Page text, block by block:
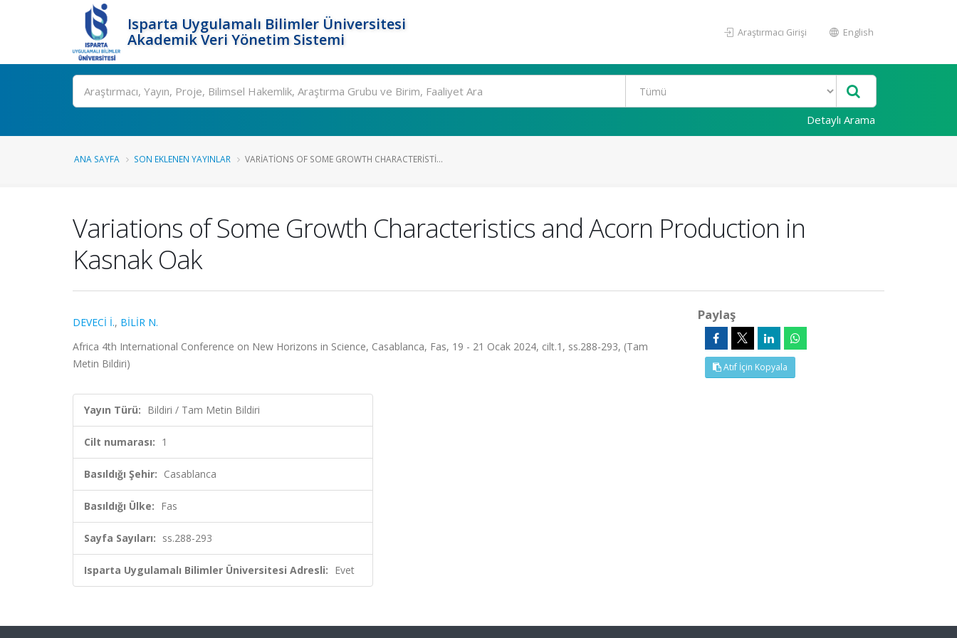
Isparta Uygulamalı Bilimler Üniversitesi
Akademik Veri Yönetim Sistemi
Araştırmacı Girişi English
Ara
Detaylı Arama
ANA SAYFA SON EKLENEN YAYINLAR VARIATIONS OF SOME GROWTH CHARACTERISTI...
Variations of Some Growth Characteristics and Acorn Production in
Kasnak Oak
DEVECİ İ., BİLİR N.
Africa 4th International Conference on New Horizons in Science, Casablanca, Fas, 19 - 21 Ocak 2024, cilt.1, ss.288-293, (Tam
Metin Bildiri)
Yayın Türü: Bildiri / Tam Metin Bildiri
Cilt numarası: 1
Basıldığı Şehir: Casablanca
Basıldığı Ülke: Fas
Sayfa Sayıları: ss.288-293
Isparta Uygulamalı Bilimler Üniversitesi Adresli: Evet
Paylaş
Atıf İçin Kopyala